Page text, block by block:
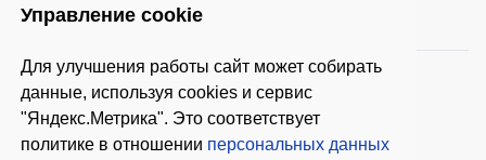
Управление cookie
Для улучшения работы сайт может собирать
данные, используя cookies и сервис
"Яндекс.Метрика". Это соответствует
политике в отношении персональных данных